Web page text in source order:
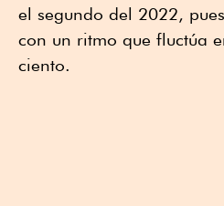
el segundo del 2022,
con un ritmo que fluctúa
ciento.